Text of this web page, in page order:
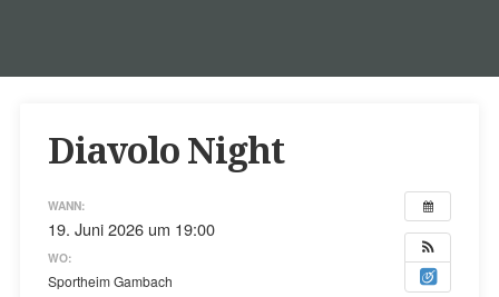
Diavolo Night
WANN:
19. Juni 2026 um 19:00
WO:
Sportheim Gambach